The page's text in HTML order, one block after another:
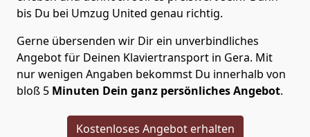
bis Du bei Umzug United genau richtig.
Gerne übersenden wir Dir ein unverbindliches
Angebot für Deinen Klaviertransport in Gera. Mit
nur wenigen Angaben bekommst Du innerhalb von
bloß 5 Minuten Dein ganz persönliches Angebot.
Kostenloses Angebot erhalten